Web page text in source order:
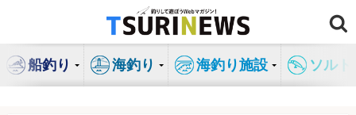
ン
船釣り 海釣り 海釣り施設 ソル